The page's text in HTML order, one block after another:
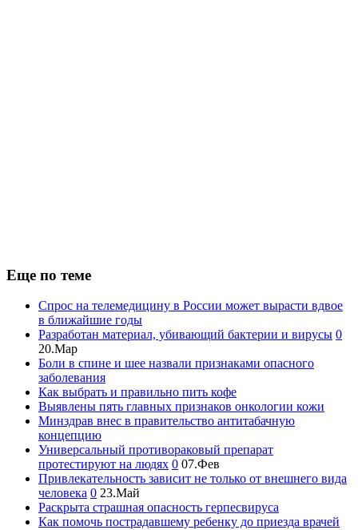
Еще по теме
Спрос на телемедицину в России может вырасти вдвое
в ближайшие годы
Разработан материал, убивающий бактерии и вирусы 0
20.Мар
Боли в спине и шее назвали признаками опасного
заболевания
Как выбрать и правильно пить кофе
Выявлены пять главных признаков онкологии кожи
Минздрав внес в правительство антитабачную
концепцию
Универсальный противораковый препарат
протестируют на людях 0 07.Фев
Привлекательность зависит не только от внешнего вида
человека 0 23.Май
Раскрыта страшная опасность герпесвируса
Как помочь пострадавшему ребенку до приезда врачей